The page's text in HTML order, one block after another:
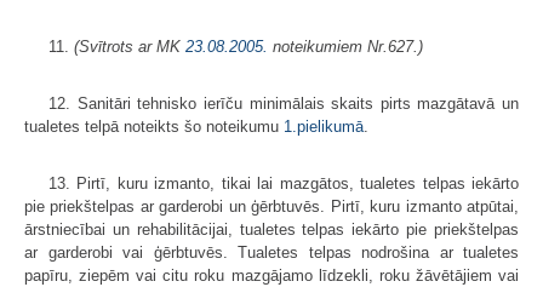
11. (Svītrots ar MK 23.08.2005. noteikumiem Nr.627.)
12. Sanitāri tehnisko ierīču minimālais skaits pirts mazgātavā un
tualetes telpā noteikts šo noteikumu 1.pielikumā
13. Pirtī, kuru izmanto, tikai lai mazgātos, tualetes telpas iekārto
pie priekštelpas ar garderobi un ģērbtuvēs. Pirtī, kuru izmanto atpūtai,
ārstniecībai un rehabilitācijai, tualetes telpas iekārto pie priekštelpas
ar garderobi vai ģērbtuvēs. Tualetes telpas nodrošina ar tualetes
papīru, ziepēm vai citu roku mazgājamo līdzekli, roku žāvētājiem vai